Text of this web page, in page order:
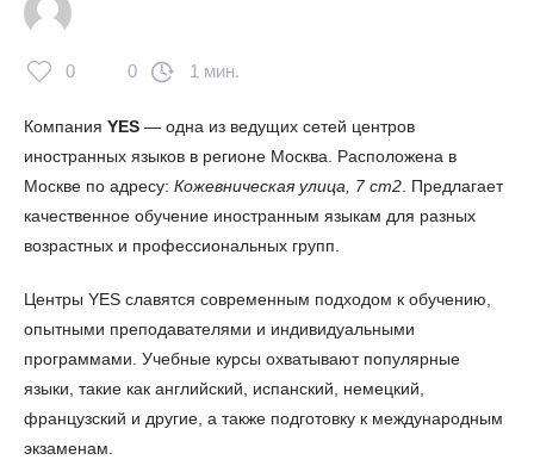
0 0 1 мин.
Компания YES — одна из ведущих сетей центров
иностранных языков в регионе Москва. Расположена в
Москве по адресу: Кожевническая улица, 7 ст2 . Предлагает
качественное обучение иностранным языкам для разных
возрастных и профессиональных групп.
Центры YES славятся современным подходом к обучению,
опытными преподавателями и индивидуальными
программами. Учебные курсы охватывают популярные
языки, такие как английский, испанский, немецкий,
французский и другие, а также подготовку к международным
экзаменам.